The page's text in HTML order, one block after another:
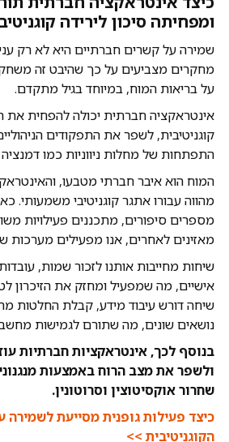
ומפחיתה סיכון לירידה
שמירה על קשרים חברתיים היא לא רק
מחקרים מצביעים על כך שהיבט זה
על בריאות המוח, במיוחד בגיל מתקדם.
אינטראקציה חברתית יכולה להפחית את
קוגניטיבית, לשפר את התפקודים
התפתחות של מחלות ניווניות כמו דמנציה
המוח הוא איבר חברתי מטבעו,
מהווה עבורו אתגר קוגניטיבי משמעותי.
מספרים סיפורים, מתכננים פעילויות
מאזינים לאחרים, אנו מפעילים מערכות
שיחות מחייבות אותנו לזכור שמות,
אישיים, מה שמפעיל ומחזק את הזיכרון
שיחה דורש עיבוד מידע, קבלת החלטות
נושאים שונים, מה שתורם לגמישות
בנוסף לכך, אינטראקציות חברתיות
ולשפר את מצב הרוח באמצעות
שחרור אוקסיטוצין וסרוטונין.
כיצד פעילות גופנית מסייעת לשמירה
הקוגניטיבית >>